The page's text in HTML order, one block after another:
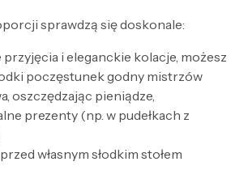
sprawdzą się doskonale:
i eleganckie kolacje, możesz
poczęstunek godny mistrzów
oszczędzając pieniądze,
prezenty (np. w pudełkach z
własnym słodkim stołem